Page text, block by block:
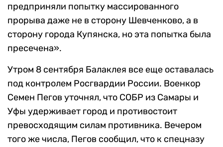
предприняли попытку массированного
прорыва даже не в сторону Шевченково, а в
сторону города Купянска, но эта попытка была
пресечена».
Утром 8 сентября Балаклея все еще оставалась
под контролем Росгвардии России. Военкор
Семен Пегов уточнял, что СОБР из Самары и
Уфы удерживает город и противостоит
превосходящим силам противника. Вечером
того же числа, Пегов сообщил, что к спецназу